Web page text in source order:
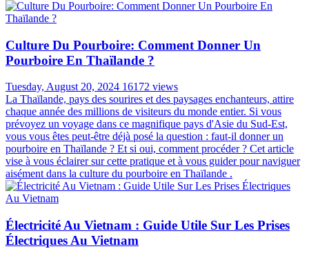
Culture Du Pourboire: Comment Donner Un
Pourboire En Thaïlande ?
Tuesday, August 20, 2024 16172 views
La Thaïlande, pays des sourires et des paysages enchanteurs, attire
chaque année des millions de visiteurs du monde entier. Si vous
prévoyez un voyage dans ce magnifique pays d'Asie du Sud-Est,
vous vous êtes peut-être déjà posé la question : faut-il donner un
pourboire en Thaïlande ? Et si oui, comment procéder ? Cet article
vise à vous éclairer sur cette pratique et à vous guider pour naviguer
aisément dans la culture du pourboire en Thaïlande .
Électricité Au Vietnam : Guide Utile Sur Les Prises
Électriques Au Vietnam